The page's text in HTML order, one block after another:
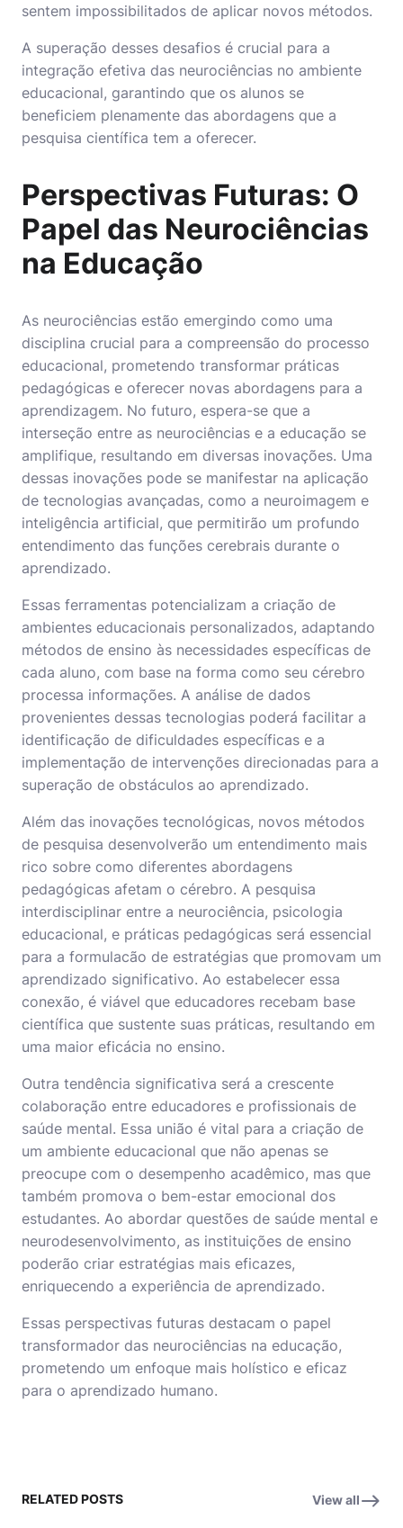
sentem impossibilitados de aplicar novos métodos.
A superação desses desafios é crucial para a
integração efetiva das neurociências no ambiente
educacional, garantindo que os alunos se
beneficiem plenamente das abordagens que a
pesquisa científica tem a oferecer.
Perspectivas Futuras: O
Papel das Neurociências
na Educação
As neurociências estão emergindo como uma
disciplina crucial para a compreensão do processo
educacional, prometendo transformar práticas
pedagógicas e oferecer novas abordagens para a
aprendizagem. No futuro, espera-se que a
interseção entre as neurociências e a educação se
amplifique, resultando em diversas inovações. Uma
dessas inovações pode se manifestar na aplicação
de tecnologias avançadas, como a neuroimagem e
inteligência artificial, que permitirão um profundo
entendimento das funções cerebrais durante o
aprendizado.
Essas ferramentas potencializam a criação de
ambientes educacionais personalizados, adaptando
métodos de ensino às necessidades específicas de
cada aluno, com base na forma como seu cérebro
processa informações. A análise de dados
provenientes dessas tecnologias poderá facilitar a
identificação de dificuldades específicas e a
implementação de intervenções direcionadas para a
superação de obstáculos ao aprendizado.
Além das inovações tecnológicas, novos métodos
de pesquisa desenvolverão um entendimento mais
rico sobre como diferentes abordagens
pedagógicas afetam o cérebro. A pesquisa
interdisciplinar entre a neurociência, psicologia
educacional, e práticas pedagógicas será essencial
para a formulacão de estratégias que promovam um
aprendizado significativo. Ao estabelecer essa
conexão, é viável que educadores recebam base
científica que sustente suas práticas, resultando em
uma maior eficácia no ensino.
Outra tendência significativa será a crescente
colaboração entre educadores e profissionais de
saúde mental. Essa união é vital para a criação de
um ambiente educacional que não apenas se
preocupe com o desempenho acadêmico, mas que
também promova o bem-estar emocional dos
estudantes. Ao abordar questões de saúde mental e
neurodesenvolvimento, as instituições de ensino
poderão criar estratégias mais eficazes,
enriquecendo a experiência de aprendizado.
Essas perspectivas futuras destacam o papel
transformador das neurociências na educação,
prometendo um enfoque mais holístico e eficaz
para o aprendizado humano.
RELATED POSTS View all